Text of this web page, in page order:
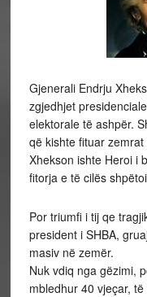
Gjenerali Endrju
zgjedhjet
elektorale të ashpër.
që kishte fituar
Xhekson ishte Heroi i
fitorja e të cilës
Por triumfi i tij qe
president i SHBA,
masiv në zemër.
Nuk vdiq nga gëzimi,
mbledhur 40 vjeçar, të